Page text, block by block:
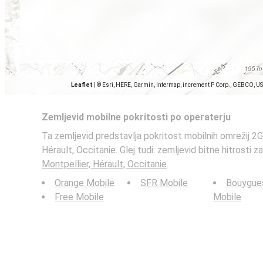
Leaflet © Esri, HERE, Garmin, Intermap, increment P Corp., GEBCO,
Zemljevid mobilne pokritosti po operaterju
Ta zemljevid predstavlja pokritost mobilnih omrežij
Hérault, Occitanie. Glej tudi: zemljevid bitne hitrosti
Montpellier, Hérault, Occitanie.
Orange Mobile
Free Mobile
SFR Mobile
Mobile